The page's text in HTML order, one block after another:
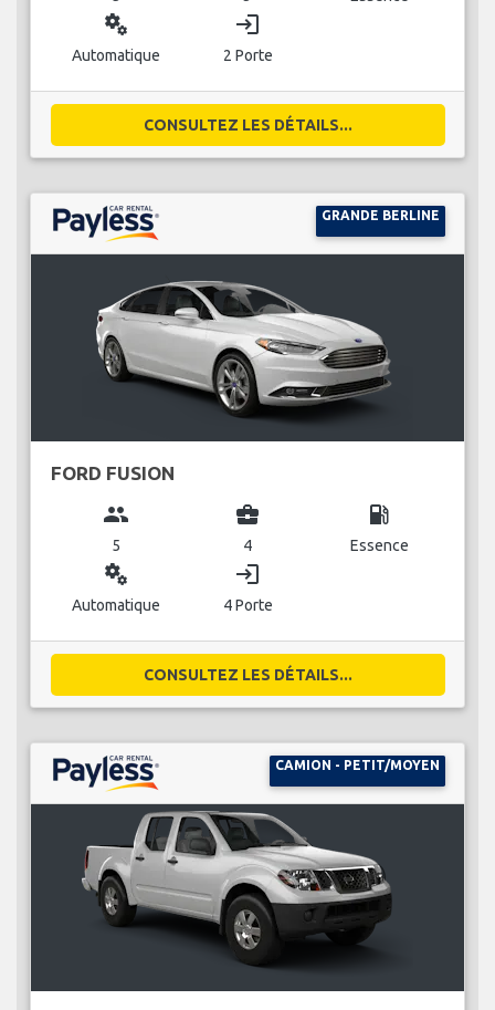
miscellaneous_services
Automatique
login
2 Porte
CONSULTEZ LES DÉTAILS...
GRANDE BERLINE
FORD FUSION
group
5
business_center
4
local_gas_station
Essence
miscellaneous_services
Automatique
login
4 Porte
CONSULTEZ LES DÉTAILS...
CAMION - PETIT/MOYEN